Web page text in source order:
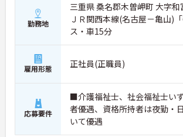
勤務地
三重県 桑名郡木曽岬町 大字和
ＪＲ関西本線(名古屋－亀山)
ス・車15分
雇用形態 正社員(正職員)
応募要件
■介護福祉士、社会福祉士い
者優遇、資格所持者は夜勤・
いて優遇